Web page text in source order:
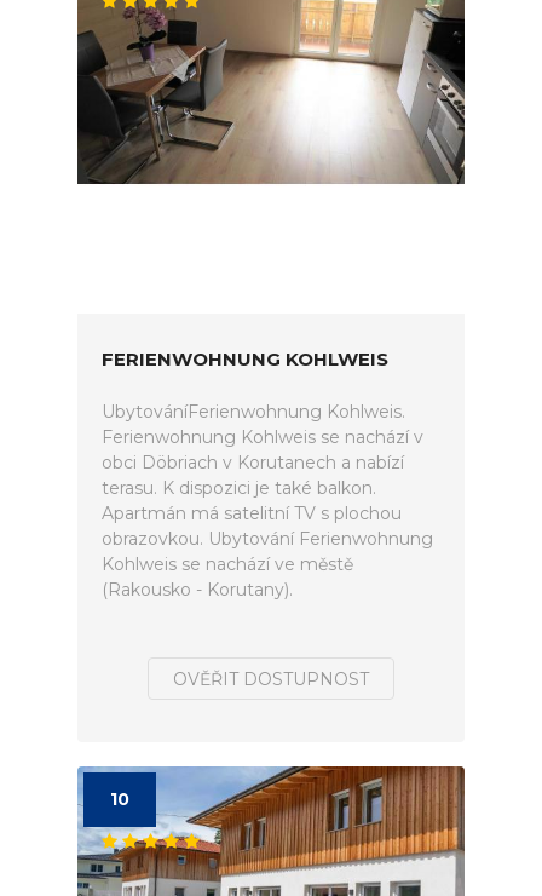
FERIENWOHNUNG KOHLWEIS
UbytováníFerienwohnung Kohlweis.
Ferienwohnung Kohlweis se nachází v
obci Döbriach v Korutanech a nabízí
terasu. K dispozici je také balkon.
Apartmán má satelitní TV s plochou
obrazovkou. Ubytování Ferienwohnung
Kohlweis se nachází ve městě
(Rakousko - Korutany).
OVĚŘIT DOSTUPNOST
10